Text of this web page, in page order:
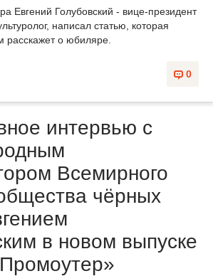
Евгений Голубовский - вице-президент
написал статью, которая
расскажет о юбиляре.
0
интервью с
Всемирного
чёрных
в новом выпуске